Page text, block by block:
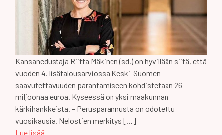
Kansanedustaja Riitta Mäkinen (sd.) on hyvillään siitä, että
vuoden 4. lisätalousarviossa Keski-Suomen
saavutettavuuden parantamiseen kohdistetaan 26
miljoonaa euroa. Kyseessä on yksi maakunnan
kärkihankkeista. – Perusparannusta on odotettu
vuosikausia. Nelostien merkitys […]
Lue lisää